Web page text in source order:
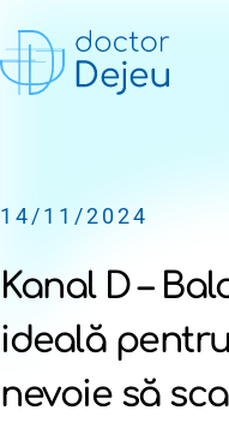
14/11/2024
Kanal D –
ideală
nevoie să